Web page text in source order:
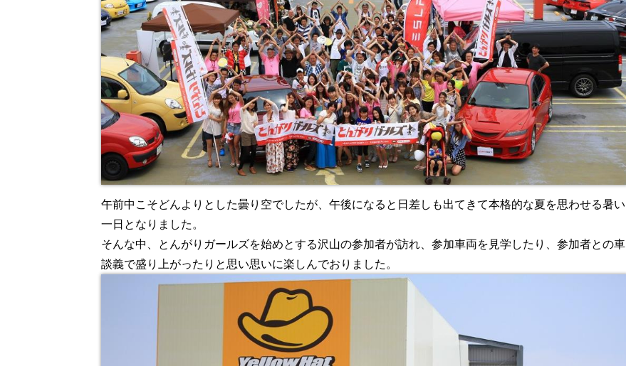
午前中こそどんよりとした曇り空でしたが、午後になると日差しも出てきて本格的な夏を思わせる暑い
一日となりました。
そんな中、とんがりガールズを始めとする沢山の参加者が訪れ、参加車両を見学したり、参加者との車
談義で盛り上がったりと思い思いに楽しんでおりました。